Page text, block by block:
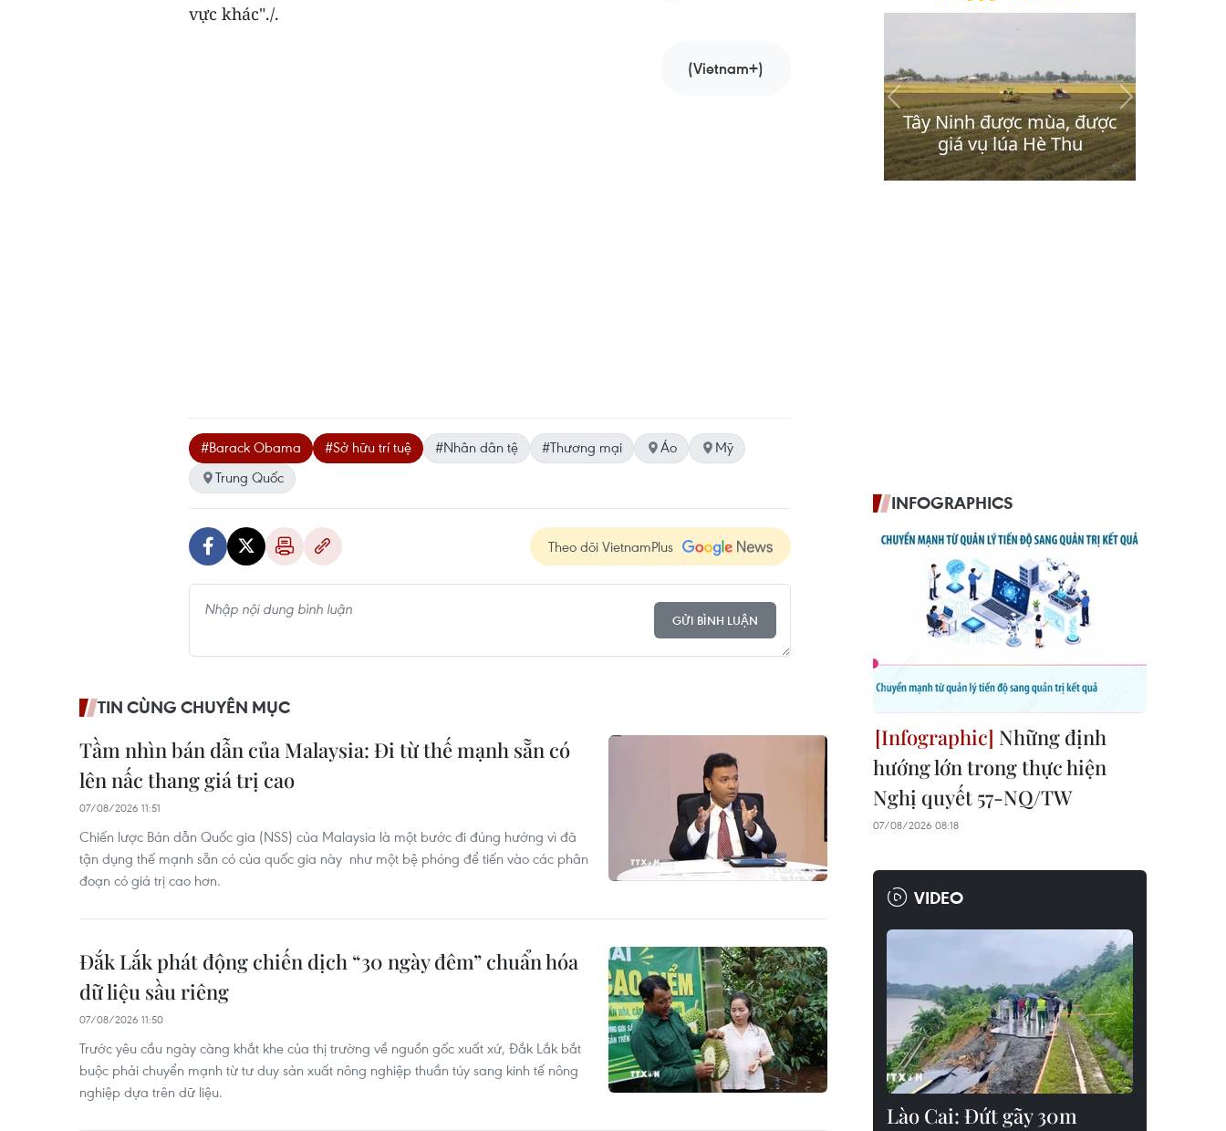
vực khác"./.
(Vietnam+)
#Barack Obama #Sở hữu trí tuệ #Nhân dân tệ #Thương mại Áo
Mỹ
Trung Quốc
Theo dõi VietnamPlus
GỬI BÌNH LUẬN
TIN CÙNG CHUYÊN MỤC
Tầm nhìn bán dẫn của Malaysia: Đi từ thế mạnh sẵn có
lên nấc thang giá trị cao
07/08/2026 11:51
Chiến lược Bán dẫn Quốc gia (NSS) của Malaysia là một bước đi đúng hướng vì đã
tận dụng thế mạnh sẵn có của quốc gia này như một bệ phóng để tiến vào các phân
đoạn có giá trị cao hơn.
Đắk Lắk phát động chiến dịch “30 ngày đêm” chuẩn hóa
dữ liệu sầu riêng
07/08/2026 11:50
Trước yêu cầu ngày càng khắt khe của thị trường về nguồn gốc xuất xứ, Đắk Lắk bắt
buộc phải chuyển mạnh từ tư duy sản xuất nông nghiệp thuần túy sang kinh tế nông
nghiệp dựa trên dữ liệu.
INFOGRAPHICS
Những định
hướng lớn trong thực hiện
Nghị quyết 57-NQ/TW
07/08/2026 08:18
VIDEO
Lào Cai: Đứt gãy 30m